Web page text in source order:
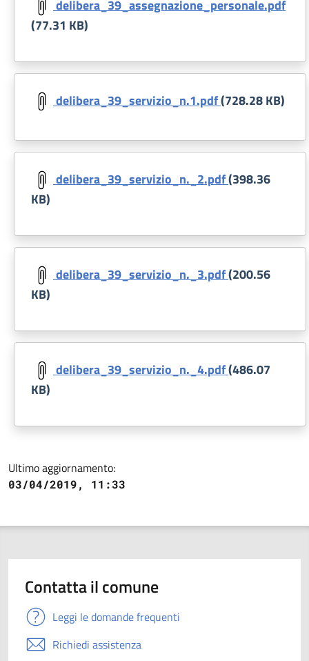
delibera_39_assegnazione_personale.pdf
(77.31 KB)
Document
delibera_39_servizio_n.1.pdf(728.28 KB)
Document
delibera_39_servizio_n._2.pdf(398.36
KB)
Document
delibera_39_servizio_n._3.pdf(200.56
KB)
Document
delibera_39_servizio_n._4.pdf(486.07
KB)
Ultimo aggiornamento:
03/04/2019, 11:33
Contatta il comune
Leggi le domande frequenti
Richiedi assistenza